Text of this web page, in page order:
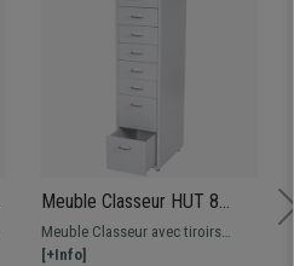
Meuble Classeur HUT 8
TIROIRS, 109x28x44 cm, en
Acier, Blanc
Meuble Classeur avec tiroirs
modèle HUT fabriqué à l'aide de
[+Info]